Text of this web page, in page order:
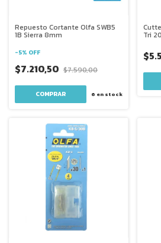
Repuesto Cortante Olfa SWB5
1B Sierra 8mm
-5% OFF
$7.210,50 $7.590,00
6 en stock
Tri